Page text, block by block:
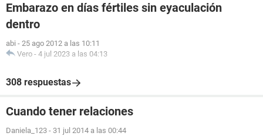
Embarazo en días fértiles sin eyaculación
dentro
abi - 25 ago 2012 a las 10:11
Vero - 4 jul 2023 a las 04:13
308 respuestas
Cuando tener relaciones
Daniela_123 - 31 jul 2014 a las 00:44